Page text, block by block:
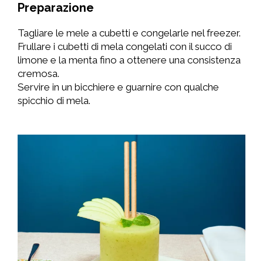
Preparazione
Tagliare le mele a cubetti e congelarle nel freezer.
Frullare i cubetti di mela congelati con il succo di
limone e la menta fino a ottenere una consistenza
cremosa.
Servire in un bicchiere e guarnire con qualche
spicchio di mela.